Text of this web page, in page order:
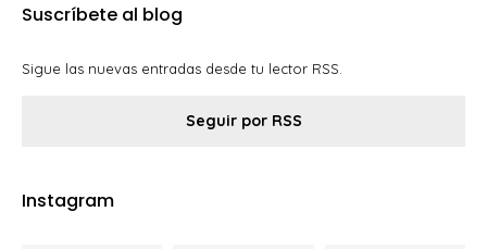
Suscríbete al blog
Sigue las nuevas entradas desde tu lector RSS.
Seguir por RSS
Instagram